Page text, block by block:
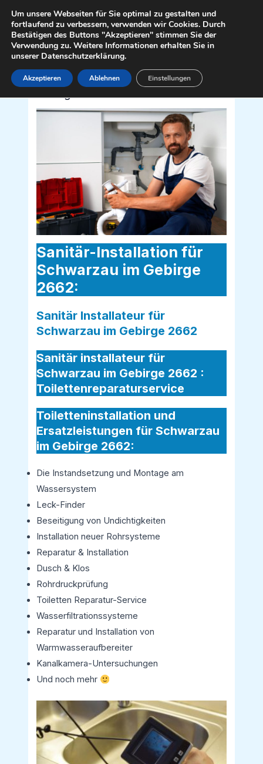
Inhalt
springen
Sanitär Installateur für Schwarzau im
Sanitär-Installation für
Schwarzau im Gebirge
2662:
Sanitär Installateur für
Schwarzau im Gebirge 2662
Sanitär installateur für
Schwarzau im Gebirge 2662 :
Toilettenreparaturservice
Toiletteninstallation und
Ersatzleistungen für Schwarzau
im Gebirge 2662:
Die Instandsetzung und Montage am
Wassersystem
Leck-Finder
Beseitigung von Undichtigkeiten
Installation neuer Rohrsysteme
Reparatur & Installation
Dusch & Klos
Rohrdruckprüfung
Toiletten Reparatur-Service
Wasserfiltrationssysteme
Reparatur und Installation von
Warmwasseraufbereiter
Kanalkamera-Untersuchungen
Und noch mehr
Um unsere Webseiten für Sie optimal zu gestalten und
fortlaufend zu verbessern, verwenden wir Cookies. Durch
Bestätigen des Buttons "Akzeptieren" stimmen Sie der
Verwendung zu. Weitere Informationen erhalten Sie in
unserer Datenschutzerklärung.
Akzeptieren Ablehnen Einstellungen